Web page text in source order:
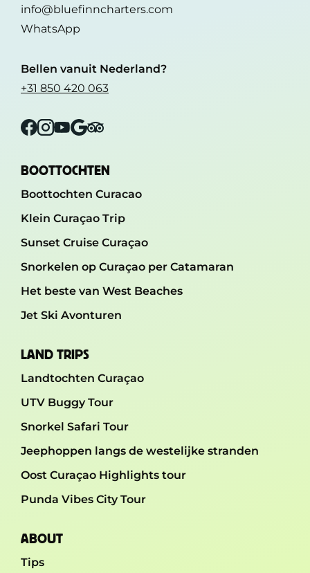
info@bluefinncharters.com
WhatsApp
Bellen vanuit Nederland?
+31 850 420 063
Facebook
Instagram
YouTube
GoogleTripadvisor
BOOTTOCHTEN
Boottochten Curacao
Klein Curaçao Trip
Sunset Cruise Curaçao
Snorkelen op Curaçao per Catamaran
Het beste van West Beaches
Jet Ski Avonturen
LAND TRIPS
Landtochten Curaçao
UTV Buggy Tour
Snorkel Safari Tour
Jeephoppen langs de westelijke stranden
Oost Curaçao Highlights tour
Punda Vibes City Tour
ABOUT
Tips